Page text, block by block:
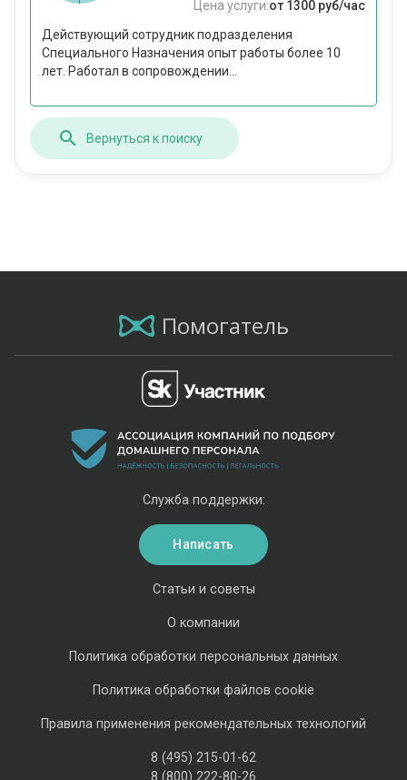
Цена услуги:от 1300 руб/час
Действующий сотрудник подразделения
Специального Назначения опыт работы более 10
лет. Работал в сопровождении...
Вернуться к поиску
Помогатель
Статьи и советы
О компании
Политика обработки персональных данных
Политика обработки файлов cookie
Правила применения рекомендательных технологий
8 (495) 215-01-62
8 (800) 222-80-26
Служба поддержки:
Написать